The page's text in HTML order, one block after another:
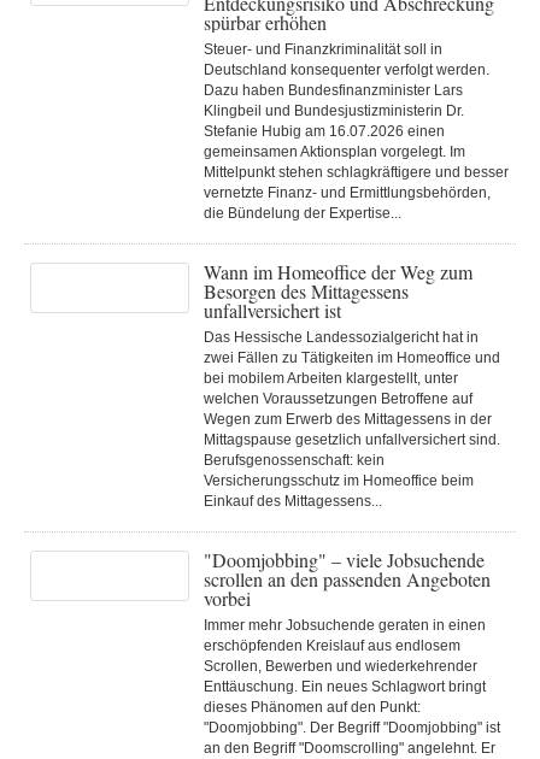
spürbar erhöhen
Steuer- und Finanzkriminalität soll in
Deutschland konsequenter verfolgt werden.
Dazu haben Bundesfinanzminister Lars
Klingbeil und Bundesjustizministerin Dr.
Stefanie Hubig am 16.07.2026 einen
gemeinsamen Aktionsplan vorgelegt. Im
Mittelpunkt stehen schlagkräftigere und besser
vernetzte Finanz- und Ermittlungsbehörden,
die Bündelung der Expertise...
Wann im Homeoffice der Weg zum
Besorgen des Mittagessens
unfallversichert ist
Das Hessische Landessozialgericht hat in
zwei Fällen zu Tätigkeiten im Homeoffice und
bei mobilem Arbeiten klargestellt, unter
welchen Voraussetzungen Betroffene auf
Wegen zum Erwerb des Mittagessens in der
Mittagspause gesetzlich unfallversichert sind.
Berufsgenossenschaft: kein
Versicherungsschutz im Homeoffice beim
Einkauf des Mittagessens...
"Doomjobbing" – viele Jobsuchende
scrollen an den passenden Angeboten
vorbei
Immer mehr Jobsuchende geraten in einen
erschöpfenden Kreislauf aus endlosem
Scrollen, Bewerben und wiederkehrender
Enttäuschung. Ein neues Schlagwort bringt
dieses Phänomen auf den Punkt:
"Doomjobbing". Der Begriff "Doomjobbing" ist
an den Begriff "Doomscrolling" angelehnt. Er